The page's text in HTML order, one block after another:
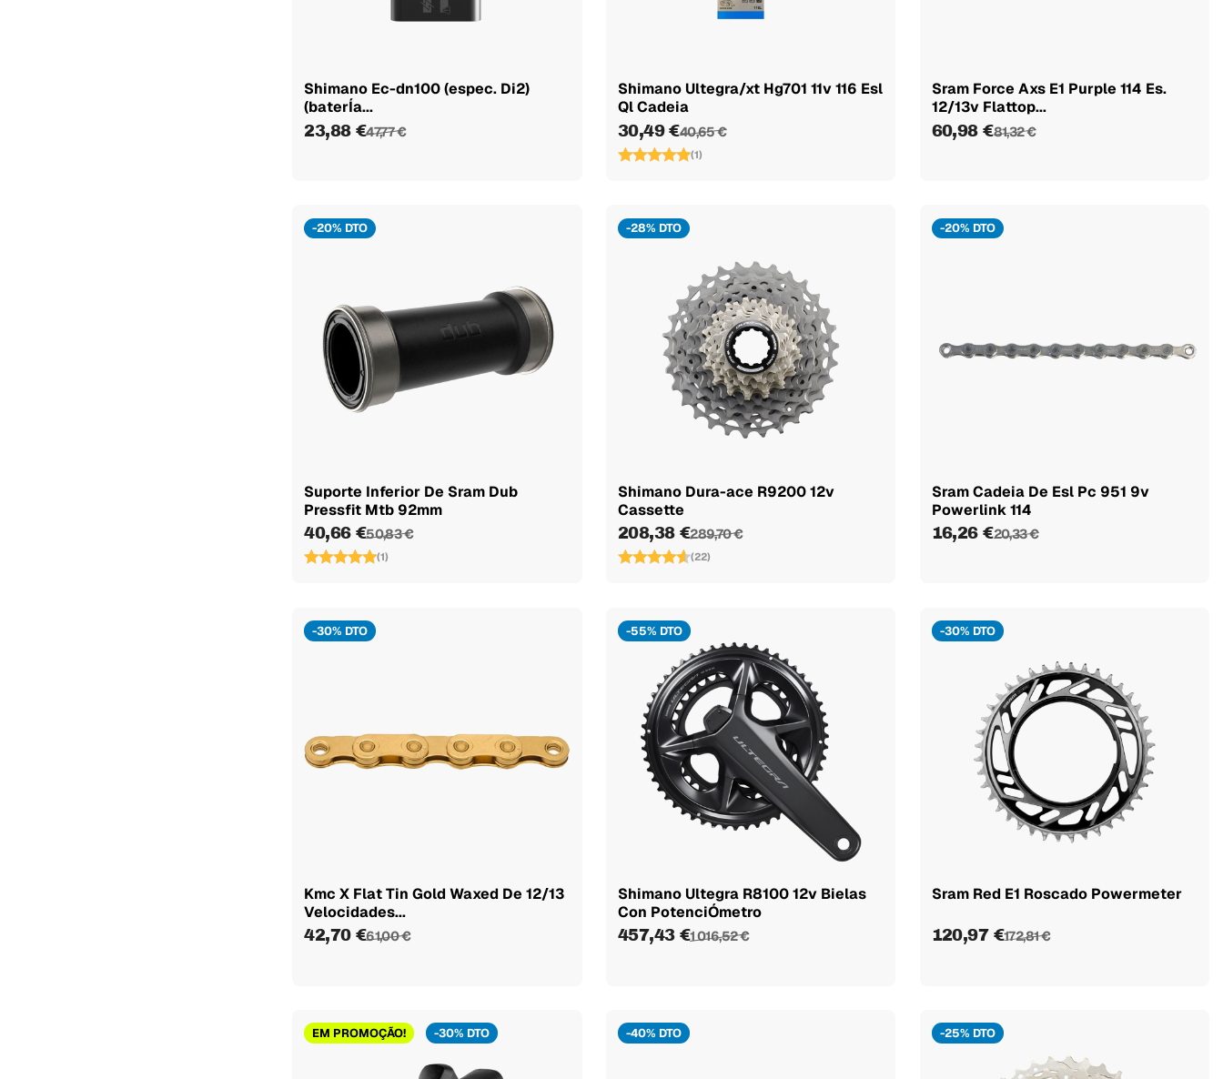
Shimano Ec-dn100 (espec. Di2)
(baterÍa...
23,88 €47,77 €
Shimano Ultegra/xt Hg701 11v 116 Esl
Ql Cadeia
30,49 €40,65 €
(1)
Sram Force Axs E1 Purple 114 Es.
12/13v Flattop...
60,98 €81,32 €
-20% DTO
Suporte Inferior De Sram Dub
Pressfit Mtb 92mm
40,66 €50,83 €
(1)
-28% DTO
Shimano Dura-ace R9200 12v
Cassette
208,38 €289,70 €
(22)
-20% DTO
Sram Cadeia De Esl Pc 951 9v
Powerlink 114
16,26 €20,33 €
-30% DTO
Kmc X Flat Tin Gold Waxed De 12/13
Velocidades...
42,70 €61,00 €
-55% DTO
Shimano Ultegra R8100 12v Bielas
Con PotenciÓmetro
457,43 €1 016,52 €
-30% DTO
Sram Red E1 Roscado Powermeter
120,97 €172,81 €
EM PROMOÇÃO! -30% DTO -40% DTO -25% DTO